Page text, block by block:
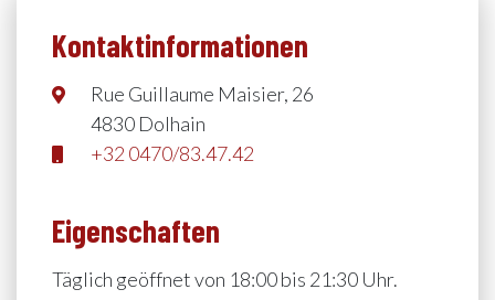
Kontaktinformationen
Rue Guillaume Maisier, 26
4830 Dolhain
+32 0470/83.47.42
Eigenschaften
Täglich geöffnet von 18:00 bis 21:30 Uhr.